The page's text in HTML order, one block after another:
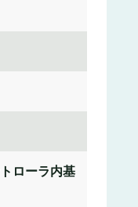
ローラ内基